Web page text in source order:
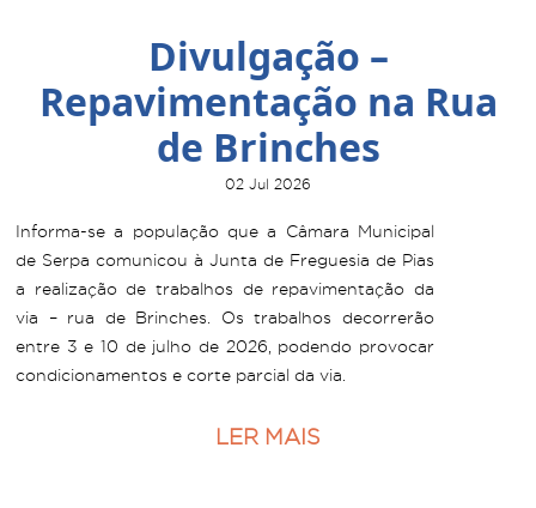
Divulgação –
Repavimentação na Rua
de Brinches
02 Jul 2026
Informa-se a população que a Câmara Municipal
de Serpa comunicou à Junta de Freguesia de Pias
a realização de trabalhos de repavimentação da
via – rua de Brinches. Os trabalhos decorrerão
entre 3 e 10 de julho de 2026, podendo provocar
condicionamentos e corte parcial da via.
LER MAIS